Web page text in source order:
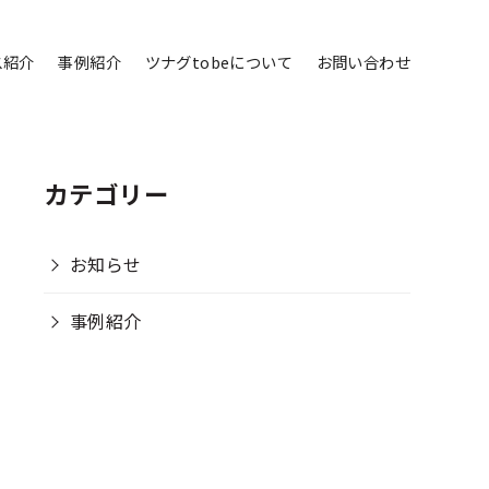
介 事例紹介 ツナグtobeについて お問い合わせ
カテゴリー
お知らせ
事例紹介